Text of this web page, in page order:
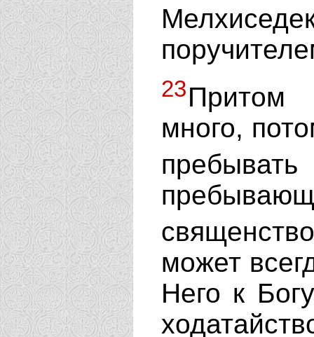
23Притом
много,
может
Него к